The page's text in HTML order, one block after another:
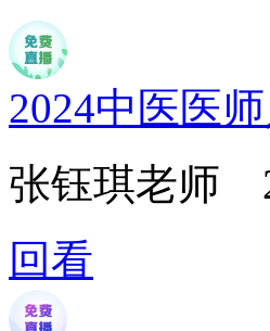
2024中医医
张钰琪老师
回看